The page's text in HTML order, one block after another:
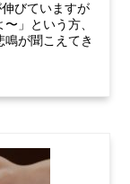
びていますが
」という方、
が聞こえてき